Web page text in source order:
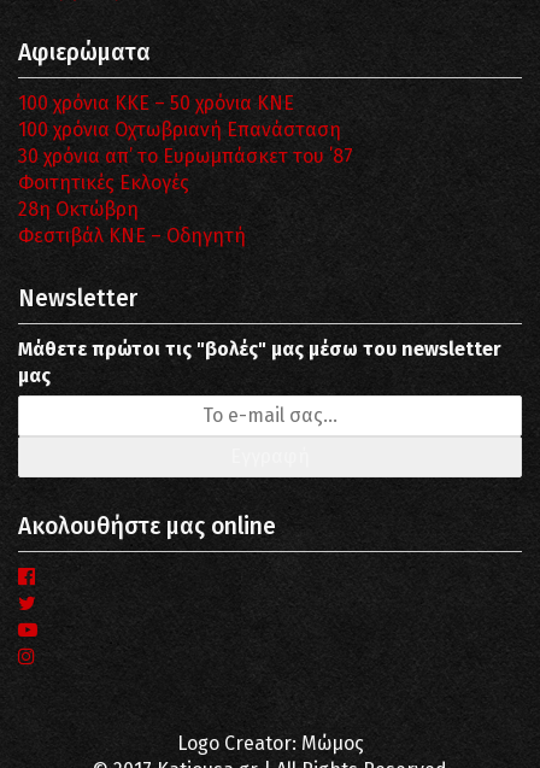
Αφιερώματα
100 χρόνια ΚΚΕ – 50 χρόνια ΚΝΕ
100 χρόνια Οχτωβριανή Επανάσταση
30 χρόνια απ’ το Ευρωμπάσκετ του ΄87
Φοιτητικές Εκλογές
28η Οκτώβρη
Φεστιβάλ ΚΝΕ – Οδηγητή
Newsletter
Μάθετε πρώτοι τις "βολές" μας μέσω του newsletter
μας
Ακολουθήστε μας online
Logo Creator: Μώμος